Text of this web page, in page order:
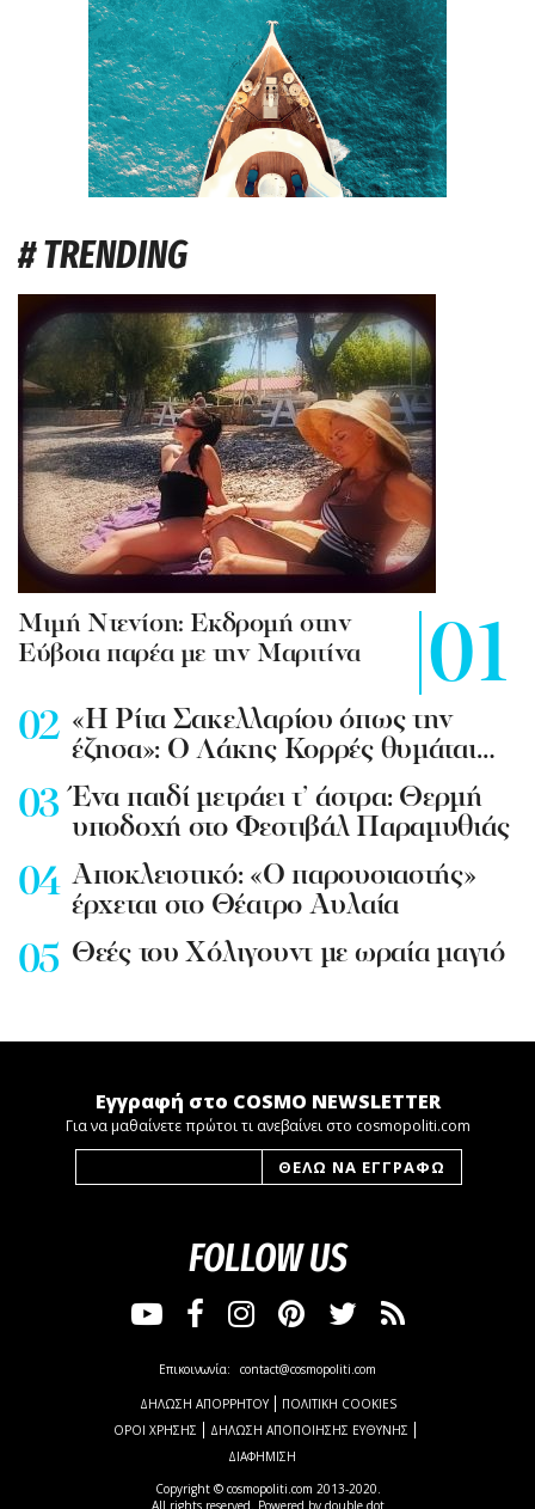
# TRENDING
Mιμή Ντενίση: Εκδρομή στην
Εύβοια παρέα με την Μαριτίνα
«Η Ρίτα Σακελλαρίου όπως την
έζησα»: Ο Λάκης Κορρές θυμάται…
Ένα παιδί μετράει τ’ άστρα: Θερμή
υποδοχή στο Φεστιβάλ Παραμυθιάς
Aποκλειστικό: «Ο παρουσιαστής»
έρχεται στο Θέατρο Αυλαία
Θεές του Χόλιγουντ με ωραία μαγιό
Εγγραφή στο COSMO NEWSLETTER
Για να μαθαίνετε πρώτοι τι ανεβαίνει στο cosmopoliti.com
FOLLOW US
Copyright © cosmopoliti.com 2013-2020.
All rights reserved. Powered by double dot
Επικοινωνία: contact@cosmopoliti.com
ΔΗΛΩΣΗ ΑΠΟΡΡΗΤΟΥ
ΠΟΛΙΤΙΚΗ COOKIES
ΟΡΟΙ ΧΡΗΣΗΣ
ΔΗΛΩΣΗ ΑΠΟΠΟΙΗΣΗΣ ΕΥΘΥΝΗΣ
ΔΙΑΦΗΜΙΣΗ